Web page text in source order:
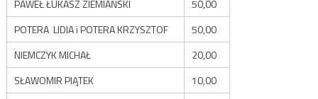
PAWEŁ ŁUKASZ ZIEMIAŃSKI
50,00
POTERA LIDIA i POTERA KRZYSZTOF
50,00
NIEMCZYK MICHAŁ
20,00
SŁAWOMIR PIĄTEK
10,00